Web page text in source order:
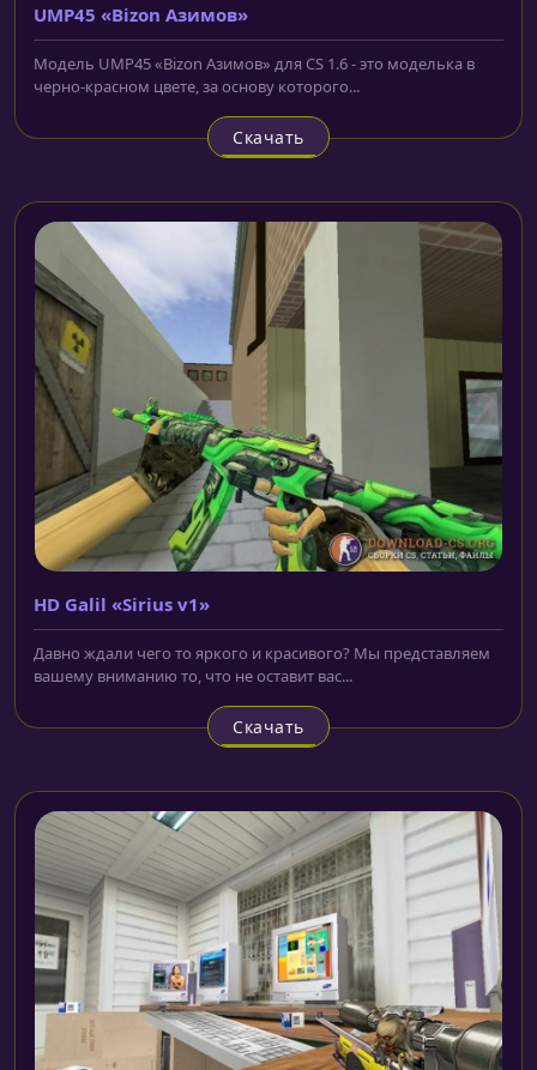
UMP45 «Bizon Азимов»
Модель UMP45 «Bizon Азимов» для CS 1.6 - это моделька в
черно-красном цвете, за основу которого...
Скачать
HD Galil «Sirius v1»
Давно ждали чего то яркого и красивого? Мы представляем
вашему вниманию то, что не оставит вас...
Скачать